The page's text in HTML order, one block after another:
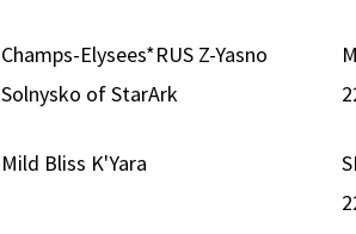
Champs-Elysees*RUS Z-Yasno
Solnysko of StarArk
Mild Bliss K'Yara